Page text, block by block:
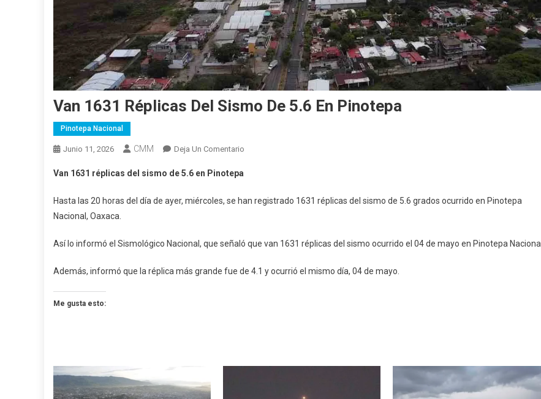
Van 1631 Réplicas Del Sismo De 5.6 En Pinotepa
Pinotepa Nacional
Junio 11, 2026 CMM Deja Un Comentario
Del
5.6
Pinotepa
Van 1631 réplicas del sismo de 5.6 en Pinotepa
Hasta las 20 horas del día de ayer, miércoles, se han registrado 1631 réplicas del sismo de 5.6 grados ocurrido en Pinotepa
Nacional, Oaxaca.
Así lo informó el Sismológico Nacional, que señaló que van 1631 réplicas del sismo ocurrido el 04 de mayo en Pinotepa Nacional.
Además, informó que la réplica más grande fue de 4.1 y ocurrió el mismo día, 04 de mayo.
Me gusta esto: